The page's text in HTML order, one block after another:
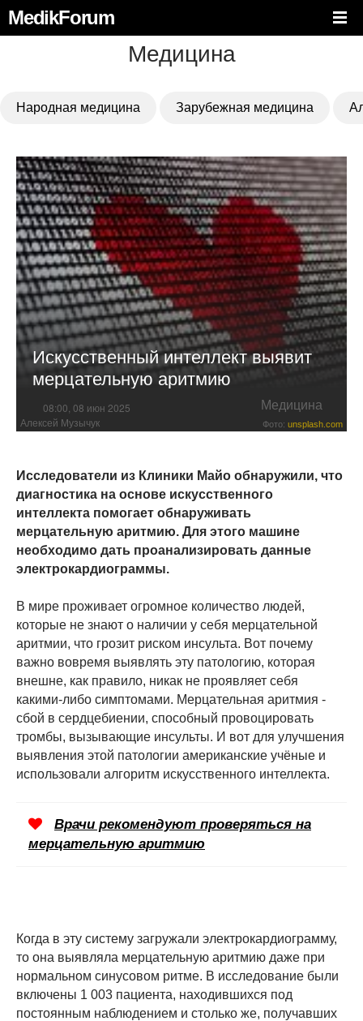
MedikForum
Медицина
Народная медицина Зарубежная медицина
Искусственный интеллект выявит
мерцательную аритмию
08:00, 08 июн 2025 Медицина
Алексей Музычук Фото: unsplash.com
Исследователи из Клиники Майо обнаружили, что
диагностика на основе искусственного
интеллекта помогает обнаруживать
мерцательную аритмию. Для этого машине
необходимо дать проанализировать данные
электрокардиограммы.
В мире проживает огромное количество людей,
которые не знают о наличии у себя мерцательной
аритмии, что грозит риском инсульта. Вот почему
важно вовремя выявлять эту патологию, которая
внешне, как правило, никак не проявляет себя
какими-либо симптомами. Мерцательная аритмия -
сбой в сердцебиении, способный провоцировать
тромбы, вызывающие инсульты. И вот для улучшения
выявления этой патологии американские учёные и
использовали алгоритм искусственного интеллекта.
Врачи рекомендуют проверяться на
мерцательную аритмию
Когда в эту систему загружали электрокардиограмму,
то она выявляла мерцательную аритмию даже при
нормальном синусовом ритме. В исследование были
включены 1 003 пациента, находившихся под
постоянным наблюдением и столько же, получавших